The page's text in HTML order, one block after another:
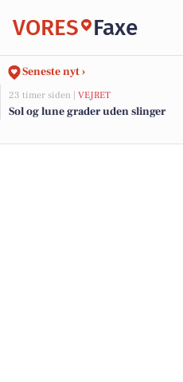
VORES Faxe
Seneste nyt ›
23 timer siden | VEJRET
Sol og lune grader uden slinger